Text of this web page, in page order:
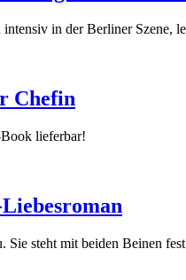
in der Berliner Szene,
Chefin
Book lieferbar!
Sie steht mit beiden Beinen